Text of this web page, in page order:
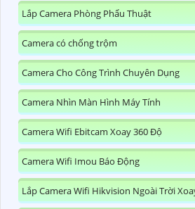
Lắp Camera Phòng Phẩu Thuật
Camera có chống trộm
Camera Cho Công Trình Chuyên Dụng
Camera Nhìn Màn Hình Máy Tính
Camera Wifi Ebitcam Xoay 360 Độ
Camera Wifi Imou Báo Động
Lắp Camera Wifi Hikvision Ngoài Trời